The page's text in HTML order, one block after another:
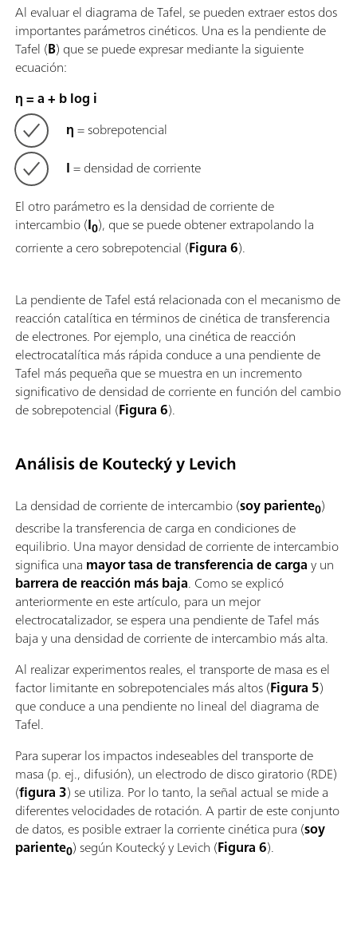
Al evaluar el diagrama de Tafel, se pueden extraer estos dos
importantes parámetros cinéticos. Una es la pendiente de
Tafel (B) que se puede expresar mediante la siguiente
ecuación:
η = a + b log i
η= sobrepotencial
I= densidad de corriente
El otro parámetro es la densidad de corriente de
intercambio (I0), que se puede obtener extrapolando la
corriente a cero sobrepotencial (Figura 6).
La pendiente de Tafel está relacionada con el mecanismo de
reacción catalítica en términos de cinética de transferencia
de electrones. Por ejemplo, una cinética de reacción
electrocatalítica más rápida conduce a una pendiente de
Tafel más pequeña que se muestra en un incremento
significativo de densidad de corriente en función del cambio
de sobrepotencial (Figura 6).
Análisis de Koutecký y Levich
La densidad de corriente de intercambio (soy pariente0)
describe la transferencia de carga en condiciones de
equilibrio. Una mayor densidad de corriente de intercambio
significa una mayor tasa de transferencia de cargay un
barrera de reacción más baja. Como se explicó
anteriormente en este artículo, para un mejor
electrocatalizador, se espera una pendiente de Tafel más
baja y una densidad de corriente de intercambio más alta.
Al realizar experimentos reales, el transporte de masa es el
factor limitante en sobrepotenciales más altos (Figura 5)
que conduce a una pendiente no lineal del diagrama de
Tafel.
Para superar los impactos indeseables del transporte de
masa (p. ej., difusión), un electrodo de disco giratorio (RDE)
(figura 3) se utiliza. Por lo tanto, la señal actual se mide a
diferentes velocidades de rotación. A partir de este conjunto
de datos, es posible extraer la corriente cinética pura (soy
pariente0) según Koutecký y Levich (Figura 6).